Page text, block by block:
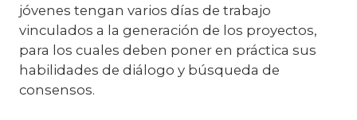
jóvenes tengan varios días de trabajo
vinculados a la generación de los proyectos,
para los cuales deben poner en práctica sus
habilidades de diálogo y búsqueda de
consensos.